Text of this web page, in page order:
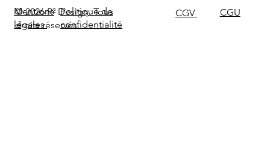
Mentions
légales
Politique de
confidentialité
© 2026 R² Design. Tous
droits réservés.
CGU
CGV